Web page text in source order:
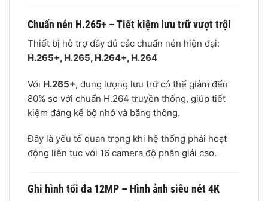
Chuẩn nén H.265+ – Tiết kiệm lưu trữ vượt trội
Thiết bị hỗ trợ đầy đủ các chuẩn nén hiện đại:
H.265+, H.265, H.264+, H.264
Với H.265+, dung lượng lưu trữ có thể giảm đến
80% so với chuẩn H.264 truyền thống, giúp tiết
kiệm đáng kể bộ nhớ và băng thông.
Đây là yếu tố quan trọng khi hệ thống phải hoạt
động liên tục với 16 camera độ phân giải cao.
Ghi hình tối đa 12MP – Hình ảnh siêu nét 4K